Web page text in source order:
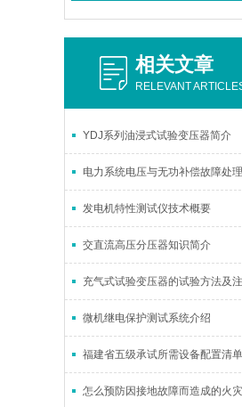
相关文章
RELEVANT
YDJ系列油浸式试验变压器简介
发电机特性测试仪技术概要
交直流高压分压器知识简介
微机继电保护测试系统介绍
福建省五级承试所需设备配置清单
怎么预防因接地故障而造成的火灾